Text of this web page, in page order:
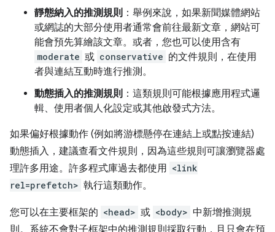
靜態納入的推測規則 ：舉例來說，如果新聞媒體網站
或網誌的大部分使用者通常會前往最新文章，網站可
能會預先算繪該文章。或者，您也可以使用含有
moderate 或 conservative 的文件規則，在使用
者與連結互動時進行推測。
動態插入的推測規則 ：這類規則可能根據應用程式邏
輯、使用者個人化設定或其他啟發式方法。
如果偏好根據動作 (例如將游標懸停在連結上或點按連結)
動態插入，建議查看文件規則，因為這些規則可讓瀏覽器處
理許多用途。許多程式庫過去都使用 <link
rel=prefetch> 執行這類動作。
您可以在主要框架的 <head> 或 <body> 中新增推測規